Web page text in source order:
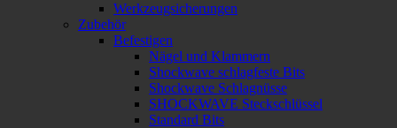
Werkzeugsicherungen
Zubehör
Befestigen
Nägel und Klammern
Shockwave schlagfeste Bits
Shockwave Schlagnüsse
SHOCKWAVE Steckschlüssel
Standard Bits